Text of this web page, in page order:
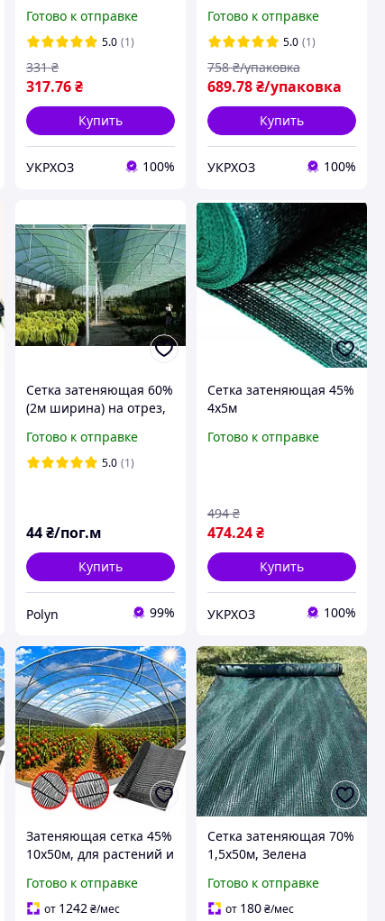
Готово к отправке
5.0 (1)
317.76 ₴
331 ₴
Купить
УКРХОЗ 100%
Готово к отправке
5.0 (1)
689.78₴/упаковка
758 ₴/упаковка
Купить
УКРХОЗ 100%
Сетка затеняющая 60%
(2м ширина) на отрез,
забора и растений
защита от солнца и
Готово к отправке
5.0 (1)
44 ₴/пог.м
Купить
Polyn 99%
Сетка затеняющая 45%
4х5м
Готово к отправке
474.24₴
494 ₴
Купить
УКРХОЗ 100%
Затеняющая сетка 45%
10х50м, для растений и
солнца и ветра
Готово к отправке
от 1242 ₴/мес
Сетка затеняющая 70%
1,5х50м, Зелена
Готово к отправке
от 180₴/мес